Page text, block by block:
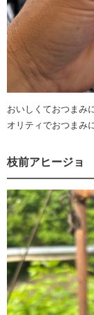
おいしくておつまみ
オリティでおつまみ
枝前アヒージョ